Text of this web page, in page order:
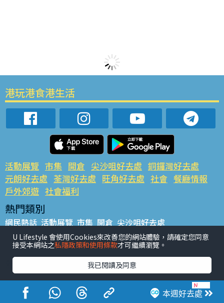
本週好去處
港玩港食港生活
活動展覽 市集 開倉 尖沙咀好去處 銅鑼灣好去處
元朗好去處 荃灣好去處 旺角好去處 社會 餐廳情報
戶外郊遊 社會福利
熱門類別
網民熱話 活動展覽 市集 開倉 尖沙咀好去處
銅鑼灣好去處 元朗好去處 荃灣好去處 旺角好去處 社會
餐廳情報 戶外郊遊
熱門標籤
#UGO搵好去處 #人氣活動推介 #美食社群熱話
#親子玩樂好去處
#ULifestyle應用程式
#限時搶
U Lifestyle 會使用Cookies來改善您的網站體驗，請確定您同意
接受本網站之私隱政策和使用條款才可繼續瀏覽。
我已閱讀及同意